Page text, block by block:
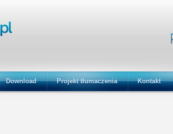
Download Projekt tłumaczenia Kontakt